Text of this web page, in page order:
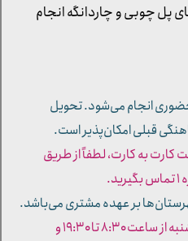
انجام می‌شود. تحویل
قبلی امکان‌پذیر است.
کارت به کارت، لطفاً از طریق
بر عهده مشتری می‌باشد.
- ساعات کاری فروشگاه: شنبه تا چهارشنبه از ساعت ۸:۳۰ تا ۱۹:۳۰ و
پل چوبی و چاردانگه انجام